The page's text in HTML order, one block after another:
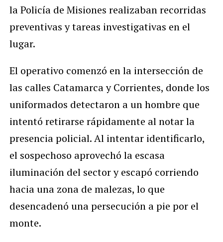
la Policía de Misiones realizaban recorridas
preventivas y tareas investigativas en el
lugar.
El operativo comenzó en la intersección de
las calles Catamarca y Corrientes, donde los
uniformados detectaron a un hombre que
intentó retirarse rápidamente al notar la
presencia policial. Al intentar identificarlo,
el sospechoso aprovechó la escasa
iluminación del sector y escapó corriendo
hacia una zona de malezas, lo que
desencadenó una persecución a pie por el
monte.